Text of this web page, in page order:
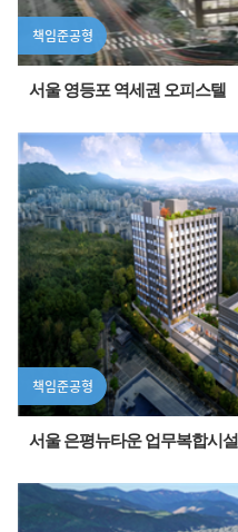
책임준공형
서울 영등포 역세권 오피스텔
책임준공형
서울 은평뉴타운 업무복합시설